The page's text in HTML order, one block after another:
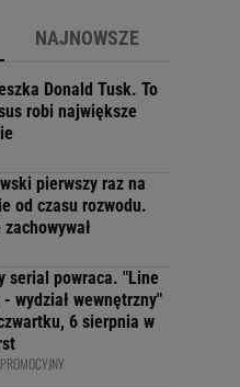
NAJNOWSZE
Donald Tusk. To
robi największe
pierwszy raz na
od czasu rozwodu.
serial powraca. "Line
wydział wewnętrzny"
6 sierpnia w